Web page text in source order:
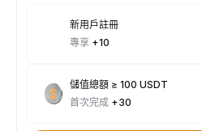
新用戶註冊
專享 +10
儲值總額 ≥ 100 USDT
首次完成 +30